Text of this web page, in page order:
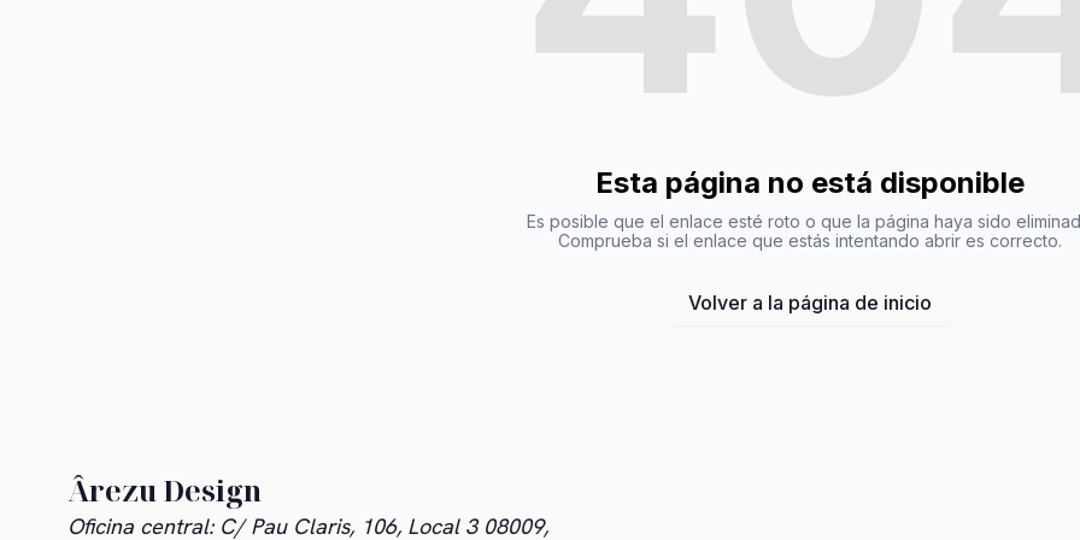
Esta página no está disponible
Es posible que el enlace esté roto o que la página haya sido
Comprueba si el enlace que estás intentando abrir es correcto.
Volver a la página de inicio
Ârezu Design
Oficina central: C/ Pau Claris, 106, Local 3 08009,